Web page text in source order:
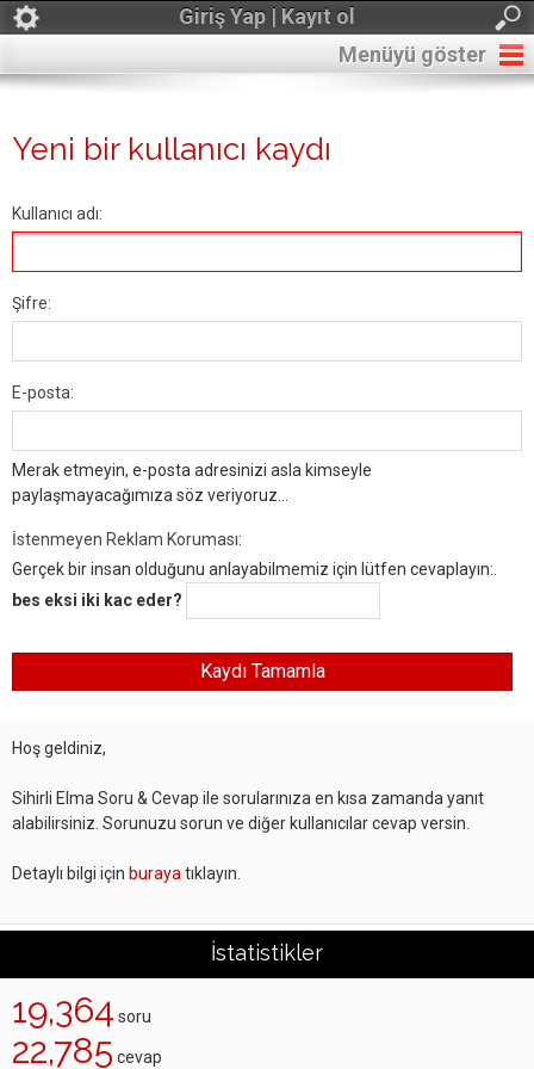
Giriş Yap | Kayıt ol
Menüyü göster
Yeni bir kullanıcı kaydı
Kullanıcı adı:
Şifre:
E-posta:
Merak etmeyin, e-posta adresinizi asla kimseyle
paylaşmayacağımıza söz veriyoruz...
İstenmeyen Reklam Koruması:
Gerçek bir insan olduğunu anlayabilmemiz için lütfen cevaplayın:.
bes eksi iki kac eder?
Hoş geldiniz,
Sihirli Elma Soru & Cevap ile sorularınıza en kısa zamanda yanıt
alabilirsiniz. Sorunuzu sorun ve diğer kullanıcılar cevap versin.
Detaylı bilgi için buraya tıklayın.
İstatistikler
19,364 soru
22,785 cevap